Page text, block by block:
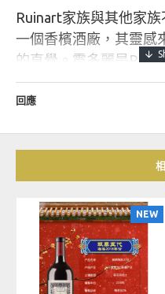
Ruinart家族與其他家
一個香檳酒廠，其靈感
的直覺。霞多麗是
Côte des Blancs和
們所有酒品的核心所在。
顏色：從外觀上看，
色澤鮮豔，呈美麗的淡
的光澤。
香氣：初聞時，濃郁的
熟的檸檬、多汁的梨子
味則更偏向花香，略帶
回應
NEW